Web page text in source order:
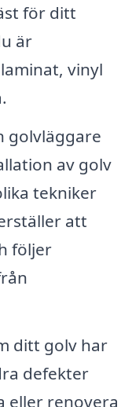
för ditt
är
vinyl
golvläggare
av golv
tekniker
att
följer
ditt golv har
defekter
eller renovera